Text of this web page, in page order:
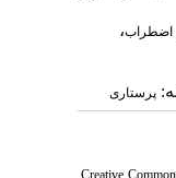
اضطراب،
پرستاری